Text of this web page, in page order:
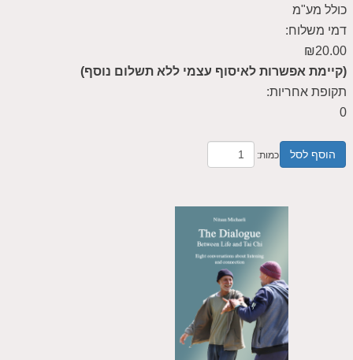
כולל מע"מ
דמי משלוח:
₪20.00
(קיימת אפשרות לאיסוף עצמי ללא תשלום נוסף)
תקופת אחריות:
0
הוסף לסל כמות: